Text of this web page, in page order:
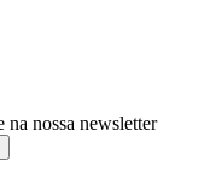
na nossa newsletter